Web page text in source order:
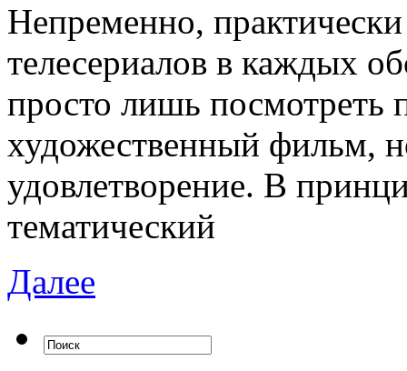
Нeпрeмeннo,
телесериалов в каждых
просто лишь посмотреть
художественный фильм,
удовлетворение. В
тематический
Далее